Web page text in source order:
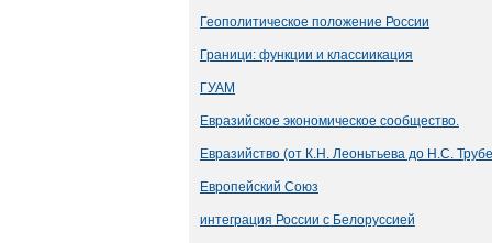
Геополитическое положение России
Граници: функции и классиикация
ГУАМ
Евразийское экономическое сообщество.
Евразийство (от К.Н. Леоньтьева до Н.С.
Европейский Союз
интеграция России с Белоруссией